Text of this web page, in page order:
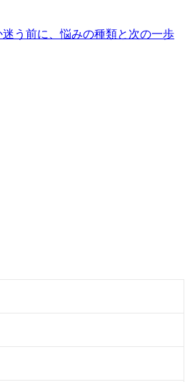
う前に、悩みの種類と次の一歩